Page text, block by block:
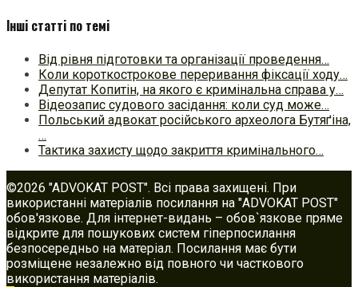
Інші статті по темі
Від рівня підготовки та організації проведення…
Коли короткострокове переривання фіксації ходу…
Депутат Копитін, на якого є кримінальна справа у…
Відеозапис судового засідання: коли суд може…
Польський адвокат російського археолога Бутяґіна,
…
Тактика захисту щодо закриття кримінального…
©2026 "ADVOKAT POST". Всі права захищені. При
використанні матеріалів посилання на "ADVOKAT POST"
обов'язкове. Для інтернет-видань – обов`язкове пряме
відкрите для пошукових систем гіперпосилання
безпосередньо на матеріал. Посилання має бути
розміщене незалежно від повного чи часткового
використання матеріалів.